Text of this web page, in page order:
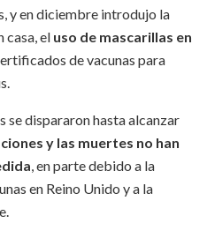
y en diciembre introdujo la
casa, el uso de mascarillas en
de vacunas para
se dispararon hasta alcanzar
y las muertes no han
, en parte debido a la
en Reino Unido y a la